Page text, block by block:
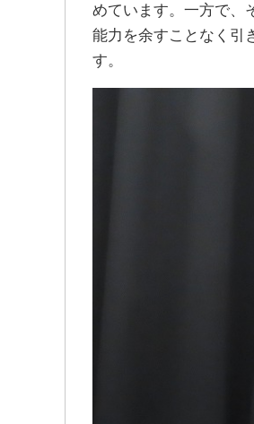
めています。一方で、
能力を余すことなく引
す。